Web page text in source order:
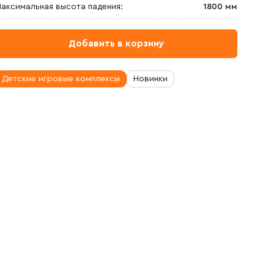
высота падения: 1800 мм
Добавить в корзину
Детские игровые комплексы Новинки